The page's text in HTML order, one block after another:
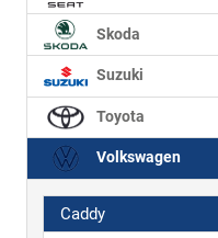
Skoda
Suzuki
Toyota
Volkswagen
Caddy